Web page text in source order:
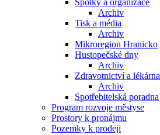
Spolky a organizace
Archiv
Tisk a média
Archiv
Mikroregion Hranicko
Hustopečské dny
Archiv
Zdravotnictví a lékárna
Archiv
Spotřebitelská poradna
Program rozvoje městyse
Prostory k pronájmu
Pozemky k prodeji